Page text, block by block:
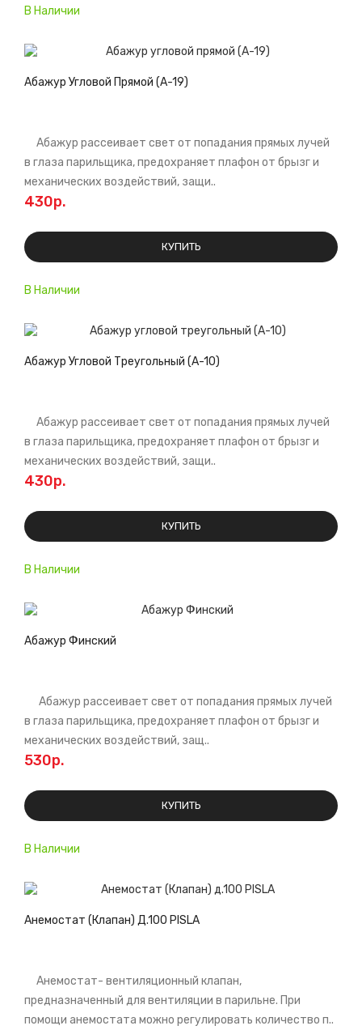
В Наличии
В Наличии
Абажур Угловой Прямой (А-19)
Абажур рассеивает свет от попадания прямых лучей
в глаза парильщика, предохраняет плафон от брызг и
механических воздействий, защи..
430р.
КУПИТЬ
В Наличии
Абажур Угловой Треугольный (А-10)
Абажур рассеивает свет от попадания прямых лучей
в глаза парильщика, предохраняет плафон от брызг и
механических воздействий, защи..
430р.
КУПИТЬ
В Наличии
Абажур Финский
Абажур рассеивает свет от попадания прямых лучей
в глаза парильщика, предохраняет плафон от брызг и
механических воздействий, защ..
530р.
КУПИТЬ
Анемостат (Клапан) Д.100 PISLA
Анемостат- вентиляционный клапан,
предназначенный для вентиляции в парильне. При
помощи анемостата можно регулировать количество п..